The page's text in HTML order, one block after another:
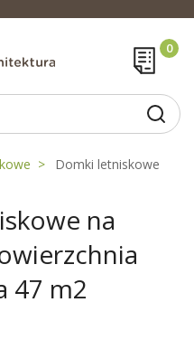
Domki letniskowe
na
47 m2